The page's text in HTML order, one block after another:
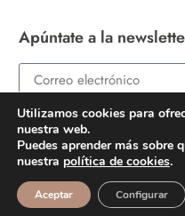
Apúntate a la
Utilizamos cookies para
nuestra web.
Puedes aprender más sobre
nuestra política de cookies.
Aceptar Configurar